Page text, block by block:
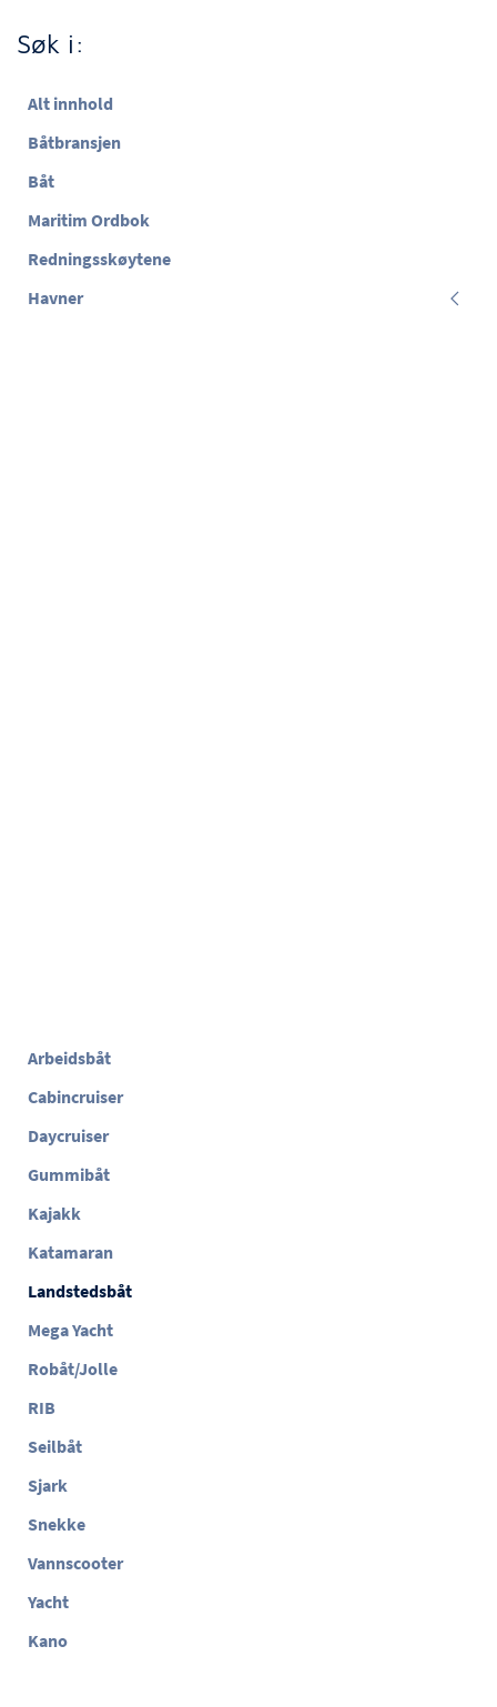
Søk i:
Alt innhold
Båtbransjen
Båt
Maritim Ordbok
Redningsskøytene
Havner
Arbeidsbåt
Cabincruiser
Daycruiser
Gummibåt
Kajakk
Katamaran
Landstedsbåt
Mega Yacht
Robåt/Jolle
RIB
Seilbåt
Sjark
Snekke
Vannscooter
Yacht
Kano